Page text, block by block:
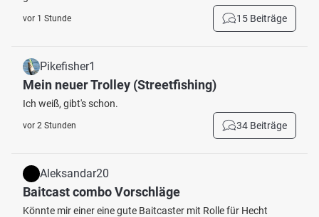
vor 1 Stunde 15 Beiträge
Pikefisher1
Mein neuer Trolley (Streetfishing)
Ich weiß, gibt's schon.
vor 2 Stunden 34 Beiträge
Aleksandar20
Baitcast combo Vorschläge
Könnte mir einer eine gute Baitcaster mit Rolle für Hecht